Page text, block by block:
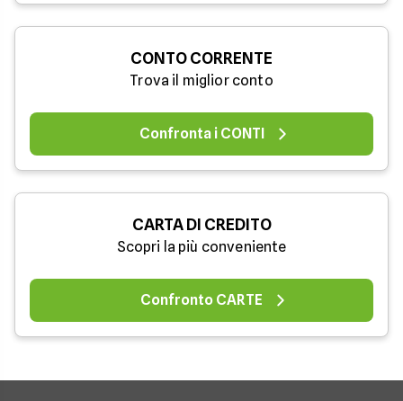
CONTO CORRENTE
Trova il miglior conto
Confronta i CONTI
CARTA DI CREDITO
Scopri la più conveniente
Confronto CARTE